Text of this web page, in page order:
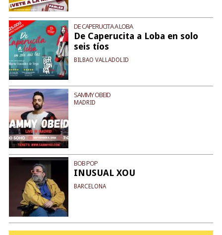
DE CAPERUCITA A LOBA
De Caperucita a Loba en solo
seis tíos
BILBAO VALLADOLID
SAMMY OBEID
MADRID
BOB POP
INUSUAL XOU
BARCELONA